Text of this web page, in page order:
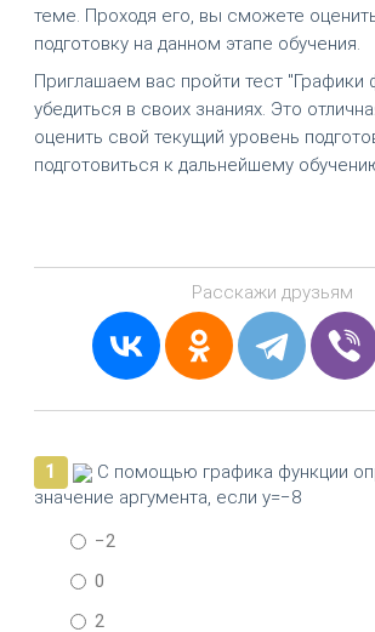
теме. Проходя его, вы сможете
подготовку на данном этапе обучения.
Приглашаем вас пройти тест "Графики
убедиться в своих знаниях. Это
оценить свой текущий уровень
подготовиться к дальнейшему
Расскажи друзьям
1
С помощью графика функции
значение аргумента, если y=−8
−2
0
2